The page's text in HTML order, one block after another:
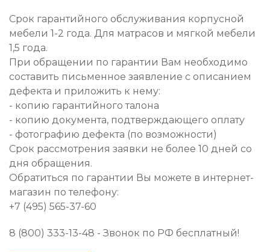
Срок гарантийного обслуживания корпусной
мебели 1-2 года. Для матрасов и мягкой мебели
1,5 года.
При обращении по гарантии Вам необходимо
составить письменное заявление с описанием
дефекта и приложить к нему:
- копию гарантийного талона
- копию документа, подтверждающего оплату
- фотографию дефекта (по возможности)
Срок рассмотрения заявки не более 10 дней со
дня обращения.
Обратиться по гарантии Вы можете в интернет-
магазин по телефону:
+7 (495) 565-37-60
8 (800) 333-13-48 - Звонок по РФ бесплатный!